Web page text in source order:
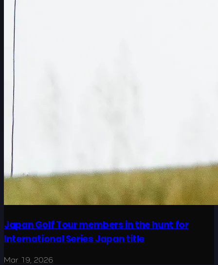
Japan Golf Tour members in the hunt for
International Series Japan title
Mar 19, 2026